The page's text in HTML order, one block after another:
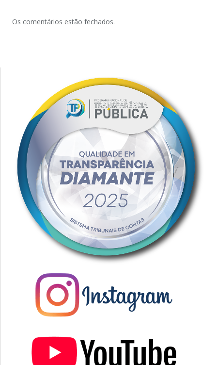
Os comentários estão fechados.